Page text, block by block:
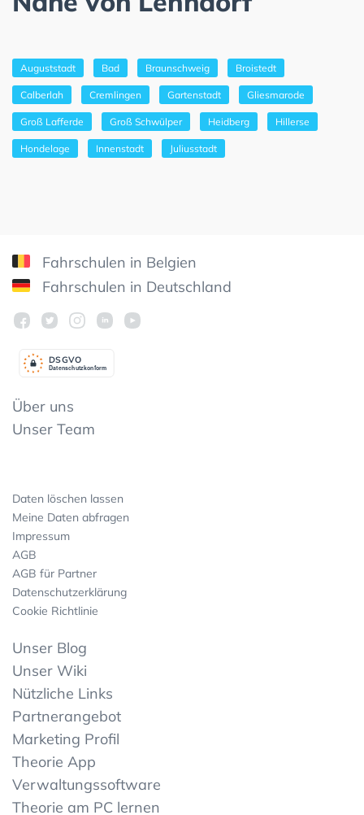
Auguststadt Bad Braunschweig Broistedt
Calberlah Cremlingen Gartenstadt Gliesmarode
Groß Lafferde Groß Schwülper Heidberg Hillerse
Hondelage Innenstadt Juliusstadt
Fahrschulen in Belgien
Fahrschulen in Deutschland
Datenschutzkonform
DSGVO
Über uns
Unser Team
Daten löschen lassen
Meine Daten abfragen
Impressum
AGB
AGB für Partner
Datenschutzerklärung
Cookie Richtlinie
Unser Blog
Unser Wiki
Nützliche Links
Partnerangebot
Marketing Profil
Theorie App
Verwaltungssoftware
Theorie am PC lernen